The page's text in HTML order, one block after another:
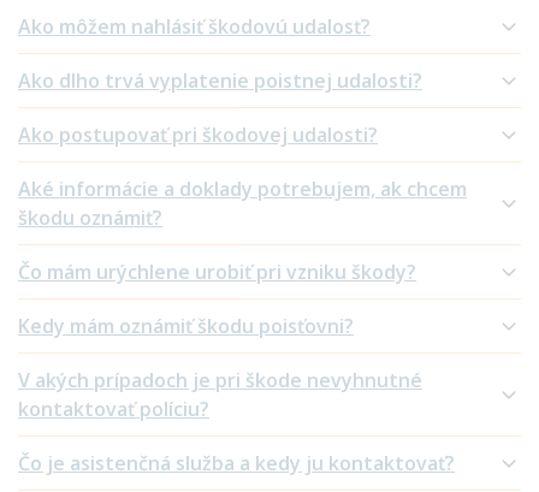
Ako môžem nahlásiť škodovú udalosť?
Ako dlho trvá vyplatenie poistnej udalosti?
Ako postupovať pri škodovej udalosti?
Aké informácie a doklady potrebujem, ak chcem
škodu oznámiť?
Čo mám urýchlene urobiť pri vzniku škody?
Kedy mám oznámiť škodu poisťovni?
V akých prípadoch je pri škode nevyhnutné
kontaktovať políciu?
Čo je asistenčná služba a kedy ju kontaktovať?